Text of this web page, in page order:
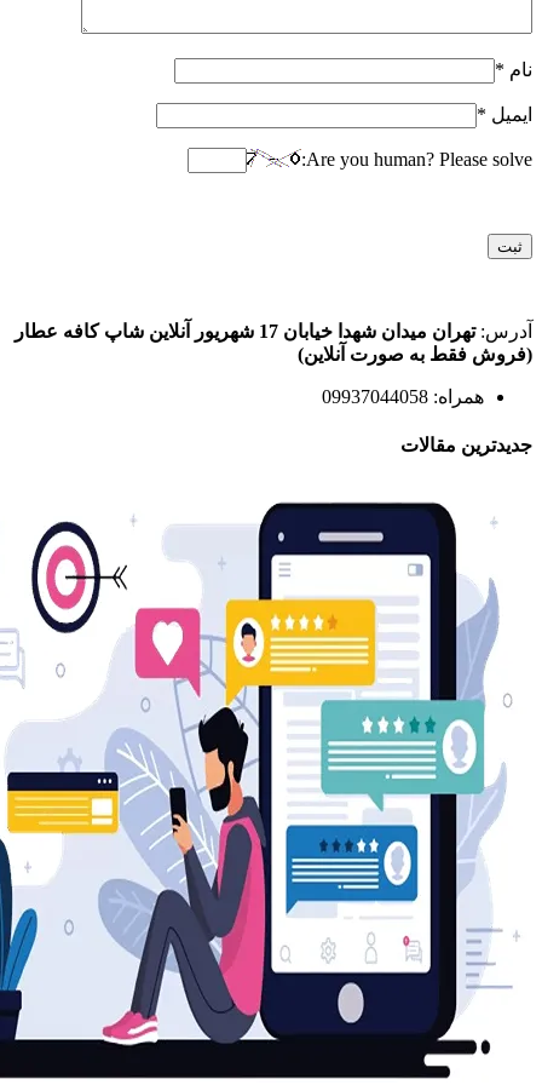
نام *
ایمیل *
Are you human? Please solve:
آدرس:تهران میدان شهدا خیابان 17 شهریور آنلاین شاپ کافه عطار
(فروش فقط به صورت آنلاین)
همراه: 09937044058
جدیدترین مقالات